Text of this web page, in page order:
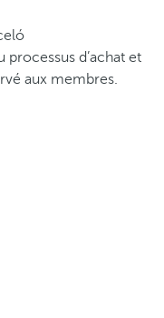
d’achat et
aux membres.